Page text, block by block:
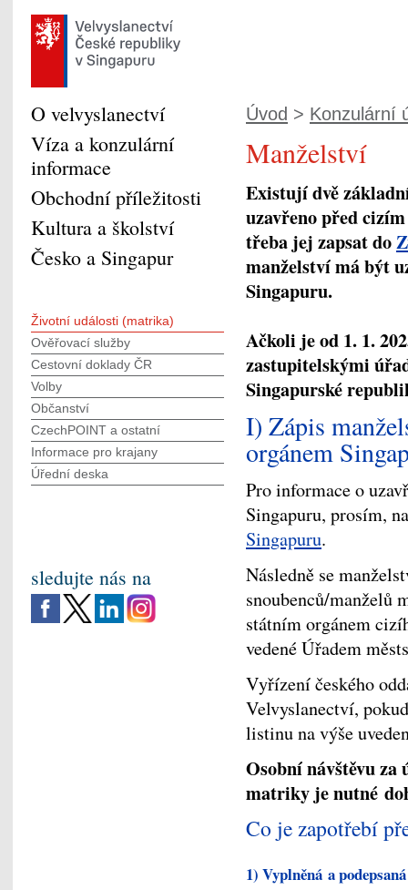
Úvod > Konzulární
Manželství
Existují dvě
uzavřeno před
třeba jej zapsat do
manželství má být
Singapuru.
Ačkoli je od 1. 1.
zastupitelskými
Singapurské
I) Zápis
orgánem
Pro informace o
Singapuru, prosím,
Singapuru.
Následně se
snoubenců/manželů
státním orgánem
vedené Úřadem
Vyřízení českého
Velvyslanectví,
listinu na výše
Osobní návštěvu za
matriky je nutné
Co je zapotřebí
1) Vyplněná a
O velvyslanectví
Víza a konzulární
informace
Obchodní příležitosti
Kultura a školství
Česko a Singapur
Životní události (matrika)
Ověřovací služby
Cestovní doklady ČR
Volby
Občanství
CzechPOINT a ostatní
Informace pro krajany
Úřední deska
sledujte nás na